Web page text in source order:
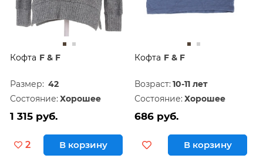
Кофта F & F
Размер: 42
Состояние: Хорошее
1 315 руб.
2 В корзину
Кофта F & F
Возраст: 10-11 лет
Состояние: Хорошее
686 руб.
В корзину